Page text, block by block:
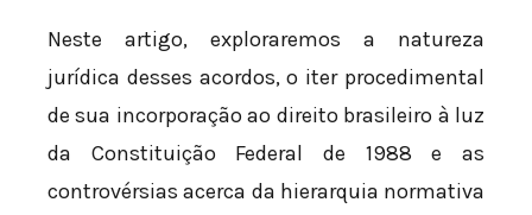
Neste artigo, exploraremos a natureza
jurídica desses acordos, o iter procedimental
de sua incorporação ao direito brasileiro à luz
da Constituição Federal de 1988 e as
controvérsias acerca da hierarquia normativa